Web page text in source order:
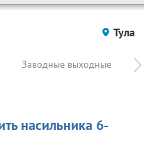
Тула
Заводные выходные
насильника 6-